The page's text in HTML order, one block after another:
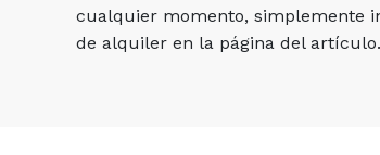
cualquier momento, simplemente
de alquiler en la página del artículo.